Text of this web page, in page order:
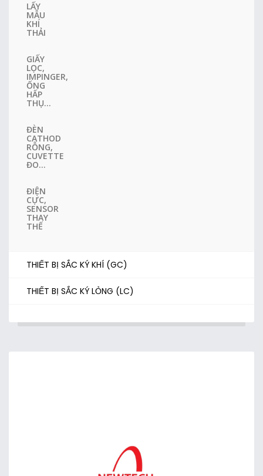
LẤY
MẪU
KHÍ
THẢI
GIẤY
LỌC,
IMPINGER,
ỐNG
HẤP
THỤ...
ĐÈN
CATHOD
RỖNG,
CUVETTE
ĐO...
ĐIỆN
CỰC,
SENSOR
THAY
THẾ
THIẾT BỊ SẮC KÝ KHÍ (GC)
THIẾT BỊ SẮC KÝ LỎNG (LC)